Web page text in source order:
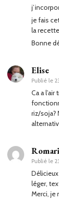
je fais
la
Bonne
Elise
Publié le
Ca a
riz/soja?
Publié le
léger,
Merci, je